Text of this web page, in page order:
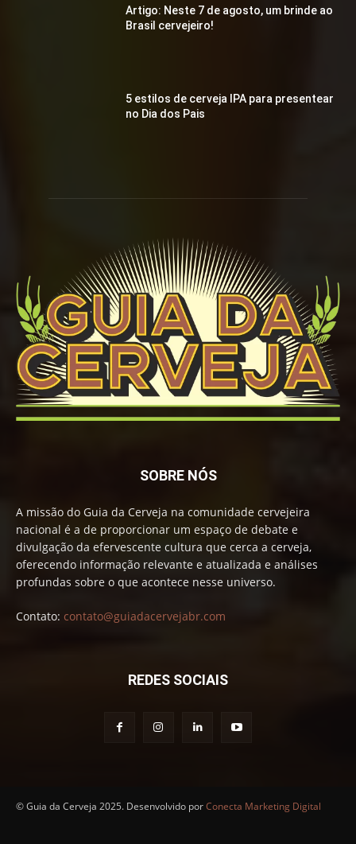
Artigo: Neste 7 de agosto, um brinde ao
Brasil cervejeiro!
5 estilos de cerveja IPA para presentear
no Dia dos Pais
SOBRE NÓS
A missão do Guia da Cerveja na comunidade cervejeira
nacional é a de proporcionar um espaço de debate e
divulgação da efervescente cultura que cerca a cerveja,
oferecendo informação relevante e atualizada e análises
profundas sobre o que acontece nesse universo.
Contato: contato@guiadacervejabr.com
REDES SOCIAIS
© Guia da Cerveja 2025. Desenvolvido porConecta Marketing Digital